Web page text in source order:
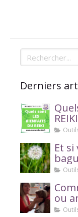
Rechercher
Derniers
REIKI
Et
ou